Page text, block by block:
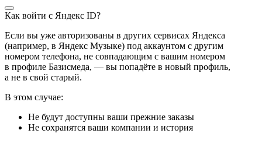
Как войти с Яндекс ID?
Если вы уже авторизованы в других сервисах Яндекса
(например, в Яндекс Музыке) под аккаунтом с другим
номером телефона, не совпадающим с вашим номером
в профиле Базисмеда, — вы попадёте в новый профиль,
а не в свой старый.
В этом случае:
Не будут доступны ваши прежние заказы
Не сохранятся ваши компании и история